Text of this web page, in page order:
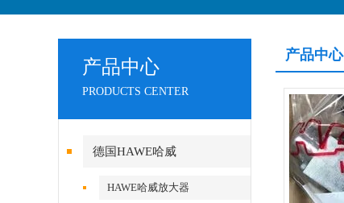
产品中心
PRODUCTS CENTER
德国HAWE哈威
HAWE哈威放大器
产品中心